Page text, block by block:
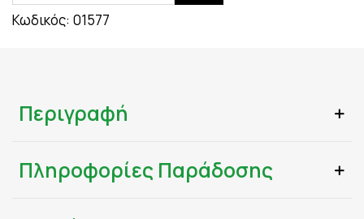
Κωδικός: 01577
Περιγραφή
Πληροφορίες Παράδοσης